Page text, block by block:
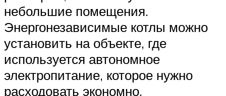
небольшие помещения.
Энергонезависимые котлы можно
установить на объекте, где
используется автономное
электропитание, которое нужно
расходовать экономно.